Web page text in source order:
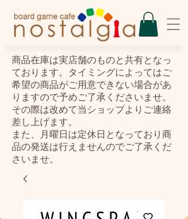
​商品在庫は実店舗のものと共有となっ
ております。タイミングによってはご
希望の商品がご用意できない場合があ
りますので予めご了承くださいませ。
その際は改めて当ショップよりご連絡
差し上げます。
また、月曜日は定休日となっており商
品の発送は行えませんのでご了承くだ
さいませ。